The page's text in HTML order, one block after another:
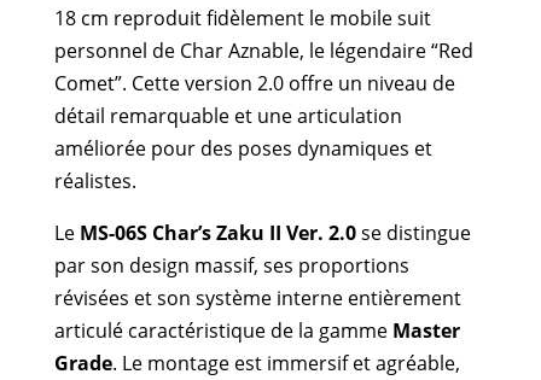
18 cm reproduit fidèlement le mobile suit
personnel de Char Aznable, le légendaire “Red
Comet”. Cette version 2.0 offre un niveau de
détail remarquable et une articulation
améliorée pour des poses dynamiques et
réalistes.
Le MS-06S Char’s Zaku II Ver. 2.0se distingue
par son design massif, ses proportions
révisées et son système interne entièrement
articulé caractéristique de la gamme Master
Grade. Le montage est immersif et agréable,